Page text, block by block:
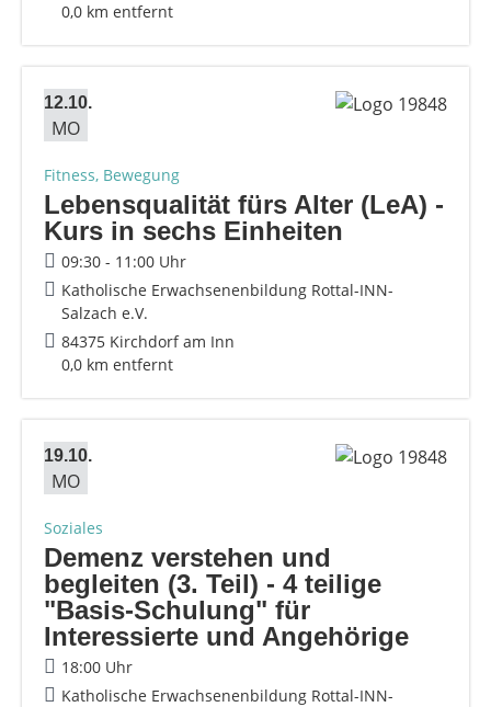
0,0 km entfernt
12.10.
MO
Fitness, Bewegung
Lebensqualität fürs Alter (LeA) -
Kurs in sechs Einheiten
09:30 - 11:00 Uhr
Katholische Erwachsenenbildung Rottal-INN-
Salzach e.V.
84375 Kirchdorf am Inn
0,0 km entfernt
19.10.
MO
Soziales
Demenz verstehen und
begleiten (3. Teil) - 4 teilige
"Basis-Schulung" für
Interessierte und Angehörige
18:00 Uhr
Katholische Erwachsenenbildung Rottal-INN-